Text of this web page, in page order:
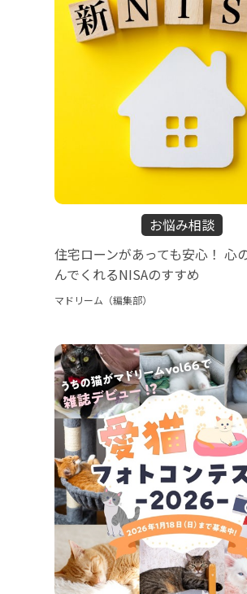
お悩み相談
住宅ローンがあっても安心！ 心
んでくれるNISAのすすめ
マドリーム（編集部）